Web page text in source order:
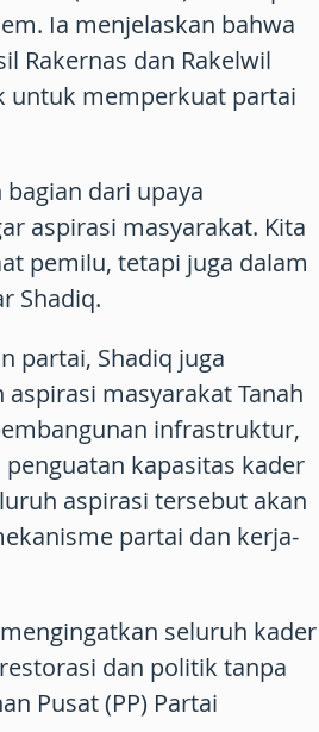
Ia menjelaskan bahwa
Rakernas dan Rakelwil
untuk memperkuat partai
dari upaya
aspirasi masyarakat. Kita
pemilu, tetapi juga dalam
Shadiq.
partai, Shadiq juga
masyarakat Tanah
infrastruktur,
kapasitas kader
aspirasi tersebut akan
partai dan kerja-
seluruh kader
dan politik tanpa
Pusat (PP) Partai